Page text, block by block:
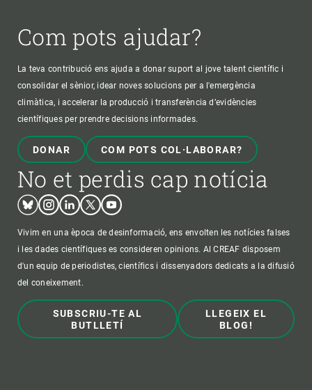
Com pots ajudar?
La teva contribució ens ajuda a donar suport al jove talent científic i
consolidar el sènior, idear noves solucions per a l'emergència
climàtica, i accelerar la producció i transferència d’evidències
científiques per prendre decisions informades.
DONAR COM POTS COL·LABORAR?
No et perdis cap notícia
BlueskyInstagram
LinkedinTwitterYoutube
Vivim en una època de desinformació, ens envolten les notícies falses
i les dades científiques es consideren opinions. Al CREAF disposem
d'un equip de periodistes, científics i dissenyadors dedicats a la difusió
del coneixement.
SUBSCRIU-TE AL
BUTLLETÍ
LLEGEIX EL
BLOG!